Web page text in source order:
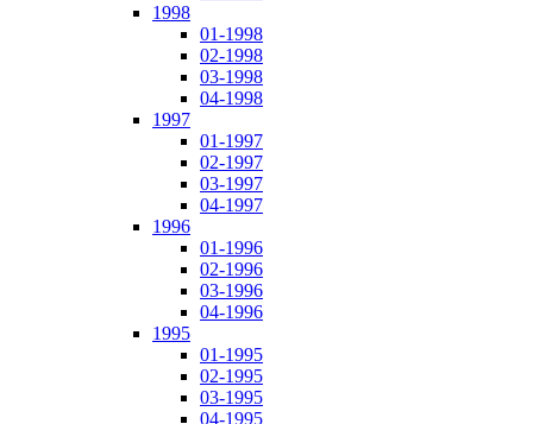
1998
01-1998
02-1998
03-1998
04-1998
1997
01-1997
02-1997
03-1997
04-1997
1996
01-1996
02-1996
03-1996
04-1996
1995
01-1995
02-1995
03-1995
04-1995